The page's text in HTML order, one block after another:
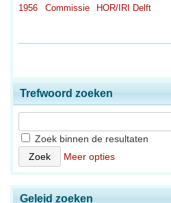
1956
Commissie HOR/IRI Delft
Trefwoord zoeken
Zoek binnen de resultaten
Meer opties
Geleid zoeken